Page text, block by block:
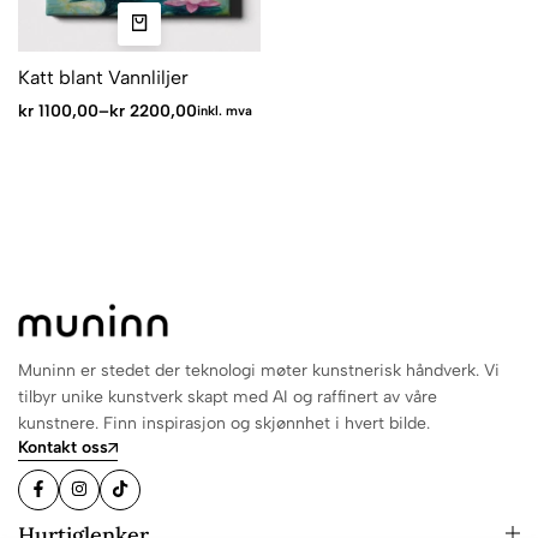
Katt blant Vannliljer
kr 1100,00–kr 2200,00inkl. mva
Muninn er stedet der teknologi møter kunstnerisk håndverk. Vi
tilbyr unike kunstverk skapt med AI og raffinert av våre
kunstnere. Finn inspirasjon og skjønnhet i hvert bilde.
Kontakt oss